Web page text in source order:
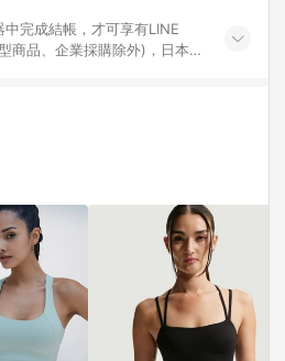
完成結帳，才可享有LINE
商品、企業採購除外)，日本代
軟體、InComm儲值點數、點
使用點數紅包 。 《7》LINE
合性平台，商品資料更新會有
售網頁標示為準！